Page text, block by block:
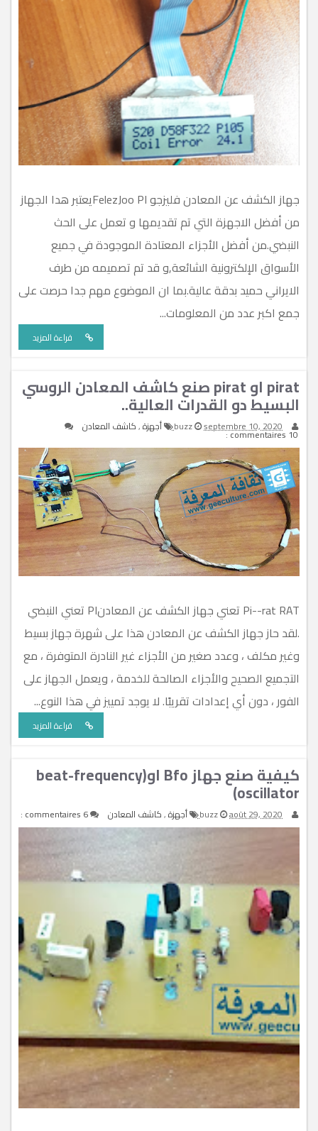
جهاز الكشف عن المعادن فليزجو FelezJoo PIيعتبر هدا الجهاز
من أفضل الاجهزة التي تم تقديمها و تعمل على الحث
النبضي.من أفضل الأجزاء المعتادة الموجودة في جميع
الأسواق الإلكترونية الشائعة,و قد تم تصميمه من طرف
الايراني حميد بدقة عالية.بما ان الموضوع مهم جدا حرصت على
جمع اكبر عدد من المعلومات...
قراءة المزيد
pirat او pirat صنع كاشف المعادن الروسي
البسيط دو القدرات العالية..
buzz septembre 10, 2020 أجهزة,كاشف المعادن
10 commentaires :
Pi--rat RAT تعني جهاز الكشف عن المعادنPI تعني النبضي
.لقد حاز جهاز الكشف عن المعادن هذا على شهرة جهاز بسيط
وغير مكلف ، وعدد صغير من الأجزاء غير النادرة المتوفرة ، مع
التجميع الصحيح والأجزاء الصالحة للخدمة ، ويعمل الجهاز على
الفور ، دون أي إعدادات تقريبًا. لا يوجد تمييز في هذا النوع...
قراءة المزيد
كيفية صنع جهاز Bfo او(beat-frequency
oscillator)
buzz août 29, 2020 أجهزة,كاشف المعادن 6 commentaires :